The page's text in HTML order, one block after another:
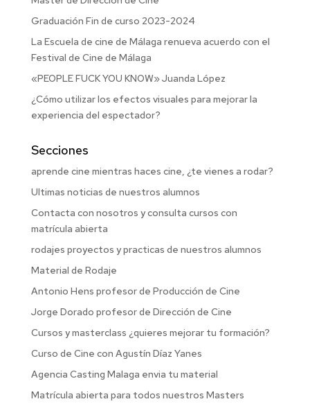
Graduación Fin de curso 2023-2024
La Escuela de cine de Málaga renueva acuerdo con el
Festival de Cine de Málaga
«PEOPLE FUCK YOU KNOW» Juanda López
¿Cómo utilizar los efectos visuales para mejorar la
experiencia del espectador?
Secciones
aprende cine mientras haces cine, ¿te vienes a rodar?
Ultimas noticias de nuestros alumnos
Contacta con nosotros y consulta cursos con
matrícula abierta
rodajes proyectos y practicas de nuestros alumnos
Material de Rodaje
Antonio Hens profesor de Producción de Cine
Jorge Dorado profesor de Dirección de Cine
Cursos y masterclass ¿quieres mejorar tu formación?
Curso de Cine con Agustín Díaz Yanes
Agencia Casting Malaga envia tu material
Matrícula abierta para todos nuestros Masters